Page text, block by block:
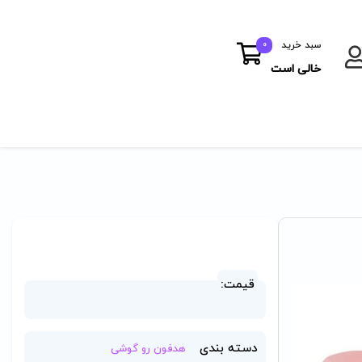
سبد خرید
خالی است
0
قیمت:
دسته بندی هدفون رو گوشی